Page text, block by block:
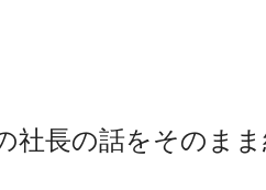
長の話をそのまま